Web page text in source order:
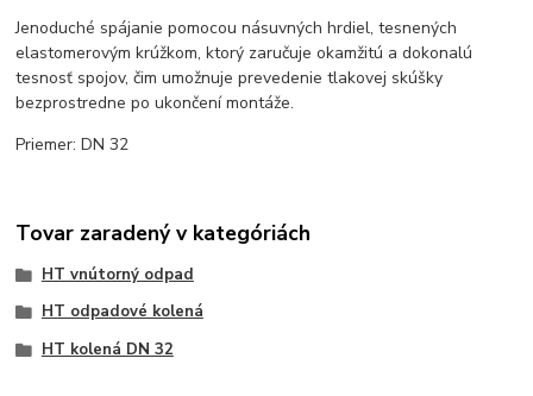
Jenoduché spájanie pomocou násuvných hrdiel, tesnených
elastomerovým krúžkom, ktorý zaručuje okamžitú a dokonalú
tesnosť spojov, čim umožnuje prevedenie tlakovej skúšky
bezprostredne po ukončení montáže.
Priemer: DN 32
Tovar zaradený v kategóriách
HT vnútorný odpad
HT odpadové kolená
HT kolená DN 32